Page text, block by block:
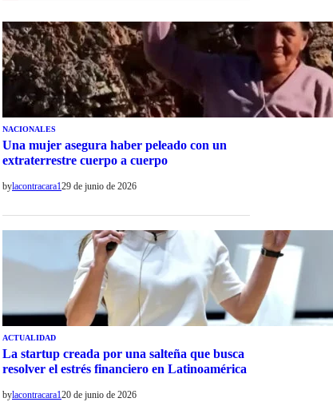
NACIONALES
Una mujer asegura haber peleado con un
extraterrestre cuerpo a cuerpo
bylacontracara129 de junio de 2026
ACTUALIDAD
La startup creada por una salteña que busca
resolver el estrés financiero en Latinoamérica
bylacontracara120 de junio de 2026